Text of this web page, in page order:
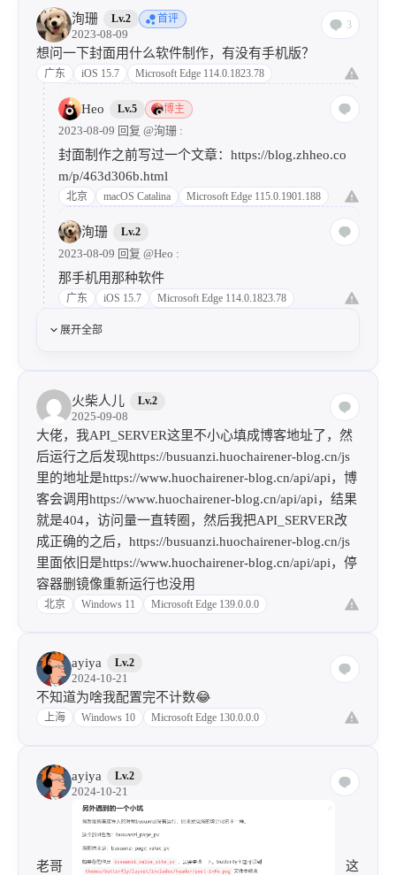
洵珊 Lv.2 首评
2023-08-09
3
想问一下封面用什么软件制作，有没有手机版？
广东 iOS 15.7 Microsoft Edge 114.0.1823.78
Heo Lv.5 博主
2023-08-09 回复 @洵珊 :
封面制作之前写过一个文章： https://blog.zhheo.co
m/p/463d306b.html
北京 macOS Catalina Microsoft Edge 115.0.1901.188
洵珊 Lv.2
2023-08-09 回复 @Heo :
那手机用那种软件
广东 iOS 15.7 Microsoft Edge 114.0.1823.78
展开全部
火柴人儿 Lv.2
2025-09-08
大佬，我API_SERVER这里不小心填成博客地址了，然
后运行之后发现https://busuanzi.huochairener-blog.cn/js
里的地址是https://www.huochairener-blog.cn/api/api，博
客会调用https://www.huochairener-blog.cn/api/api，结果
就是404，访问量一直转圈，然后我把API_SERVER改
成正确的之后，https://busuanzi.huochairener-blog.cn/js
里面依旧是https://www.huochairener-blog.cn/api/api，停
容器删镜像重新运行也没用
北京 Windows 11 Microsoft Edge 139.0.0.0
ayiya Lv.2
2024-10-21
不知道为啥我配置完不计数😂
上海 Windows 10 Microsoft Edge 130.0.0.0
ayiya Lv.2
2024-10-21
老哥 这